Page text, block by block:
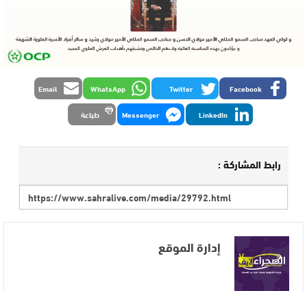
Facebook
Twitter
WhatsApp
Email
LinkedIn
Messenger طباعة
رابط المشاركة :
إدارة الموقع